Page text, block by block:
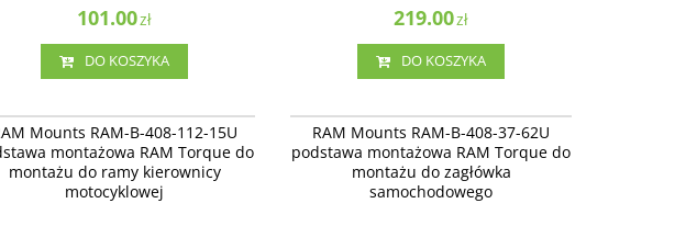
101.00zł
DO KOSZYKA
219.00zł
DO KOSZYKA
Mounts RAM-B-408-112-15U podstawa
RAM Torque do montażu do ramy
motocyklowej
Mounts RAM-B-408-112-15U
montażowa RAM Torque do
montażu do ramy kierownicy
motocyklowej
RAM Mounts RAM-B-408-37-62U podstawa
montażowa RAM Torque do montażu do
zagłówka samochodowego
RAM Mounts RAM-B-408-37-62U
podstawa montażowa RAM Torque do
montażu do zagłówka
samochodowego